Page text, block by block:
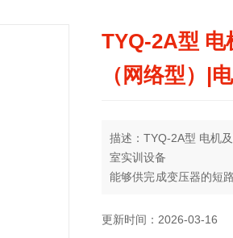
TYQ-2A型 电
（网络型）|
描述：TYQ-2A型 电机
室实训设备
能够供完成变压器的短
机的工作特性实验，三
更新时间：2026-03-16